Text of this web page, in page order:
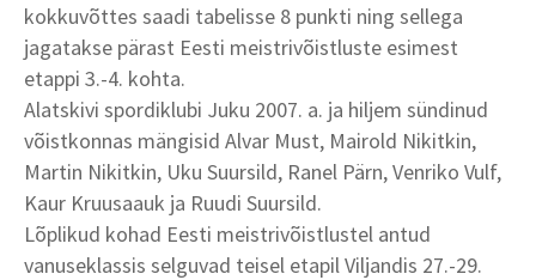
kokkuvõttes saadi tabelisse 8 punkti ning sellega
jagatakse pärast Eesti meistrivõistluste esimest
etappi 3.-4. kohta.
Alatskivi spordiklubi Juku 2007. a. ja hiljem sündinud
võistkonnas mängisid Alvar Must, Mairold Nikitkin,
Martin Nikitkin, Uku Suursild, Ranel Pärn, Venriko Vulf,
Kaur Kruusaauk ja Ruudi Suursild.
Lõplikud kohad Eesti meistrivõistlustel antud
vanuseklassis selguvad teisel etapil Viljandis 27.-29.